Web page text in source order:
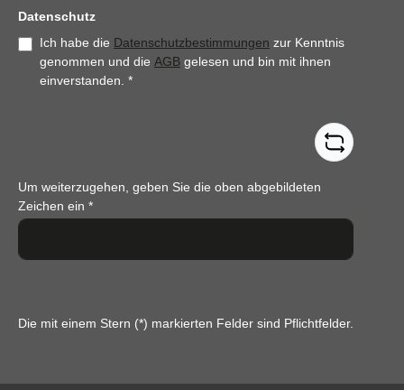
Datenschutz
Ich habe die Datenschutzbestimmungen zur Kenntnis
genommen und die AGB gelesen und bin mit ihnen
einverstanden. *
Um weiterzugehen, geben Sie die oben abgebildeten
Zeichen ein *
Die mit einem Stern (*) markierten Felder sind Pflichtfelder.